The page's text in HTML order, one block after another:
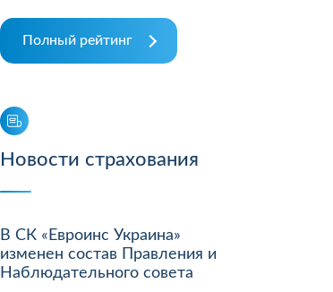
Полный рейтинг
Новости страхования
В СК «Евроинс Украина»
изменен состав Правления и
Наблюдательного совета